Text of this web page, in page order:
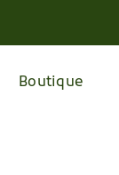
Boutique